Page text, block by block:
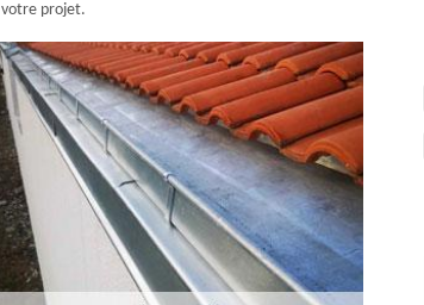
votre projet.